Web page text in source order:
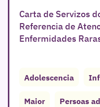
Carta de Servizos
Referencia de
Enfermidades
Adolescencia
Maior Persoas